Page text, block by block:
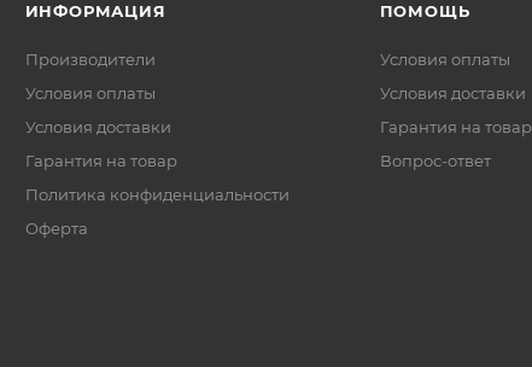
ИНФОРМАЦИЯ
Производители
Условия оплаты
Условия доставки
Гарантия на товар
Политика конфиденциальности
Оферта
ПОМОЩЬ
Условия оплаты
Условия доставки
Гарантия на товар
Вопрос-ответ